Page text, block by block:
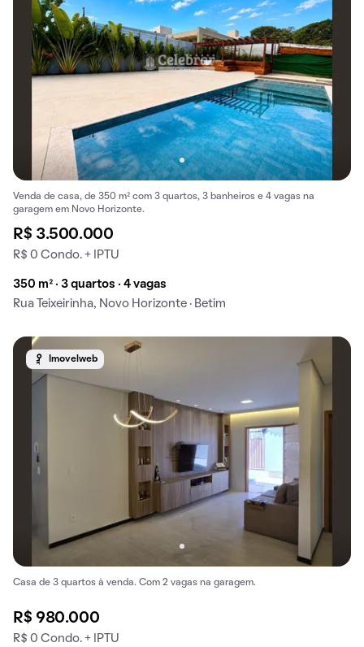
Venda de casa, de 350 m² com 3 quartos, 3 banheiros e 4 vagas na
garagem em Novo Horizonte.
R$ 3.500.000
R$ 0 Condo. + IPTU
350 m² · 3 quartos · 4 vagas
Rua Teixeirinha, Novo Horizonte · Betim
Imovelweb
Casa de 3 quartos à venda. Com 2 vagas na garagem.
R$ 980.000
R$ 0 Condo. + IPTU